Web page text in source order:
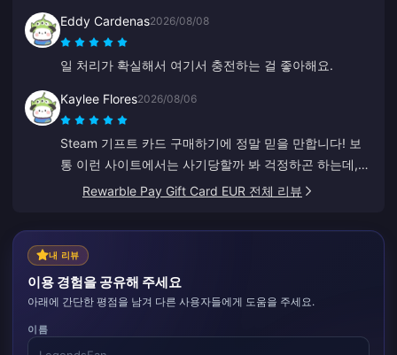
Eddy Cardenas2026/08/08
일 처리가 확실해서 여기서 충전하는 걸 좋아해요.
Kaylee Flores2026/08/06
Steam 기프트 카드 구매하기에 정말 믿을 만합니다! 보
통 이런 사이트에서는 사기당할까 봐 걱정하곤 하는데,
코드가 완벽하게 작동하네요. 10점 만점에 10점, 강력 추
Rewarble Pay Gift Card EUR 전체 리뷰
내 리뷰
이용 경험을 공유해 주세요
아래에 간단한 평점을 남겨 다른 사용자들에게 도움을 주세요.
이름